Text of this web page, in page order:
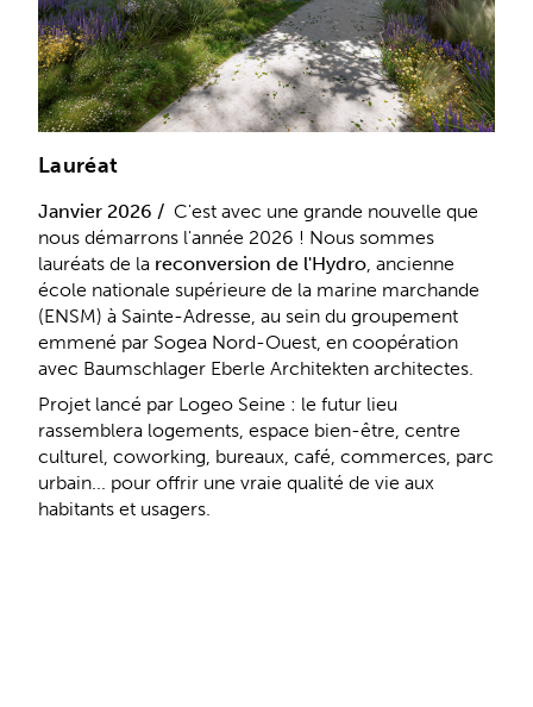
Lauréat
Janvier 2026 / C'est avec une grande nouvelle que
nous démarrons l'année 2026 ! Nous sommes
lauréats de la reconversion de l'Hydro, ancienne
école nationale supérieure de la marine marchande
(ENSM) à Sainte-Adresse, au sein du groupement
emmené par Sogea Nord-Ouest, en coopération
avec Baumschlager Eberle Architekten architectes.
Projet lancé par Logeo Seine : le futur lieu
rassemblera logements, espace bien-être, centre
culturel, coworking, bureaux, café, commerces, parc
urbain... pour offrir une vraie qualité de vie aux
habitants et usagers.